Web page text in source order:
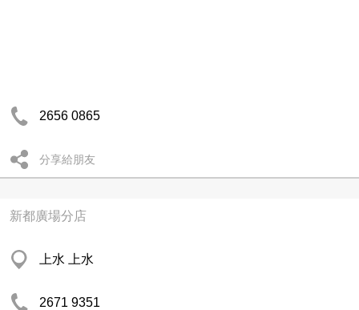
2656 0865
分享給朋友
新都廣場分店
上水 上水
2671 9351